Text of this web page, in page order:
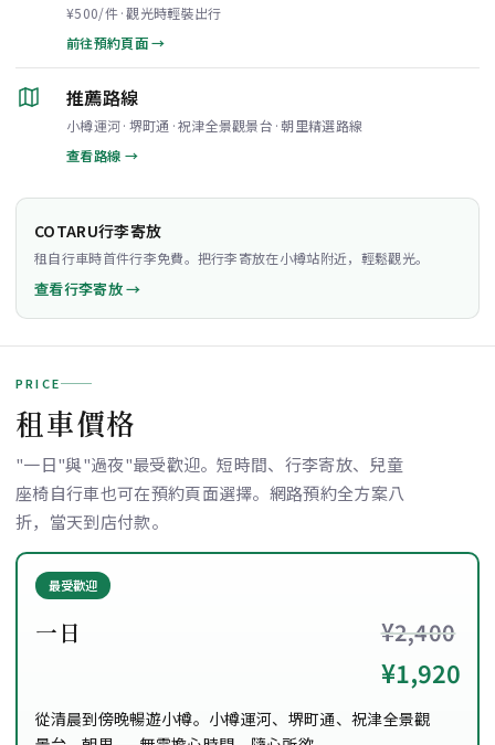
¥500/件·觀光時輕裝出行
前往預約頁面 →
推薦路線
小樽運河·堺町通·祝津全景觀景台·朝里精選路線
查看路線 →
COTARU行李寄放
租自行車時首件行李免費。把行李寄放在小樽站附近，輕鬆觀光。
查看行李寄放 →
PRICE
租車價格
"一日"與"過夜"最受歡迎。短時間、行李寄放、兒童
座椅自行車也可在預約頁面選擇。網路預約全方案八
折，當天到店付款。
最受歡迎
一日 ¥2,400
¥1,920
從清晨到傍晚暢遊小樽。小樽運河、堺町通、祝津全景觀